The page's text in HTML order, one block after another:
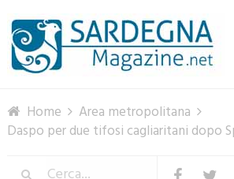
Home
Area metropolitana
Daspo per due tifosi cagliaritani dopo